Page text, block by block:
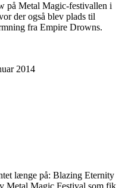
på Metal Magic-festivallen i
der også blev plads til
fra Empire Drowns.
2014
længe på: Blazing Eternity
Metal Magic Festival som fik